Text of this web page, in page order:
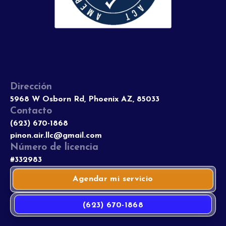
Dirección
5968 W Osborn Rd, Phoenix AZ, 85033
Contacto
(623) 670-1868
pinon.air.llc@gmail.com
Número de licencia
#332983
Agendar mi servicio
(623) 670-1868